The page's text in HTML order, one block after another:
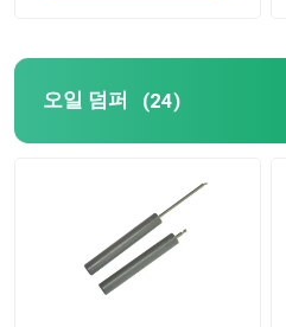
오일 덤퍼 (24)